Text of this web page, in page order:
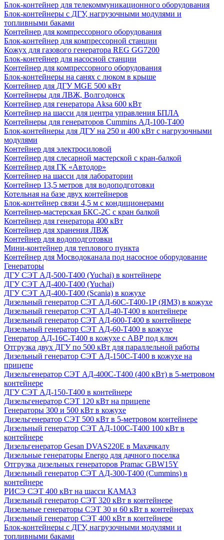
Блок-контейнер для телекоммуникационного оборудования
Блок-контейнеры с ДГУ, нагрузочными модулями и
топливными баками
Контейнер для компрессорного оборудования
Блок-контейнер для компрессорной станции
Кожух для газового генератора REG GG7200
Блок-контейнер для насосной станции
Контейнер для компрессорного оборудования
Блок-контейнеры на санях с люком в крыше
Контейнер для ДГУ MGE 500 кВт
Контейнеры для ЛВЖ, Волгодонск
Контейнер для генератора Aksa 600 кВт
Контейнер на шасси для центра управления БПЛА
Контейнеры для генераторов Cummins АД-100-Т400
Блок-контейнеры для ДГУ на 250 и 400 кВт с нагрузочными
модулями
Контейнер для электросиловой
Контейнер для слесарной мастерской с кран-балкой
Контейнер для ГК «Автодор»
Контейнер на шасси для лаборатории
Контейнер 13,5 метров для водоподготовки
Котельная на базе двух контейнеров
Блок-контейнер связи 4,5 м с кондиционерами
Контейнер-мастерская БКС-2С с кран балкой
Контейнер для генератора 400 кВт
Контейнер для хранения ЛВЖ
Контейнер для водоподготовки
Мини-контейнер для теплового пункта
Контейнер для Мосводоканала под насосное оборудование
Генераторы
ДГУ СЭТ АД-500-Т400 (Yuchai) в контейнере
ДГУ СЭТ АД-400-Т400 (Yuchai)
ДГУ СЭТ АД-400-Т400 (Scania) в кожухе
Дизельный генератор СЭТ АД-60С-Т400-1Р (ЯМЗ) в кожухе
Дизельный генератор СЭТ АД-40-Т400 в контейнере
Дизельный генератор СЭТ АД-600-Т400 в контейнере
Дизельный генератор СЭТ АД-60-Т400 в кожухе
Генератор АД-16С-Т400 в кожухе с АВР под ключ
Отгрузка двух ДГУ по 500 кВт для параллельной работы
Дизельный генератор СЭТ АД-150С-Т400 в кожухе на
прицепе
Дизельгенератор СЭТ АД-400С-Т400 (400 кВт) в 5-метровом
контейнере
ДГУ СЭТ АД-150-Т400 в контейнере
Дизельгенератор СЭТ 120 кВт на прицепе
Генераторы 300 и 500 кВт в кожухе
Дизельгенератор СЭТ 500 кВт в 5-метровом контейнере
Дизельный генератор СЭТ АД-100С-Т400 100 кВт в
контейнере
Дизельгенератор Gesan DVAS220E в Махачкалу
Дизельные генераторы Energo для дачного поселка
Отгрузка дизельных генераторов Pramac GВW15Y
Дизельный генератор СЭТ АД-300-Т400 (Cummins) в
контейнере
РИСЭ СЭТ 400 кВт на шасси КАМАЗ
Дизельный генератор СЭТ 320 кВт в контейнере
Дизельные генераторы СЭТ 30 и 60 кВт в контейнерах
Дизельный генератор СЭТ 400 кВт в контейнере
Блок-контейнеры с ДГУ, нагрузочными модулями и
топливными баками